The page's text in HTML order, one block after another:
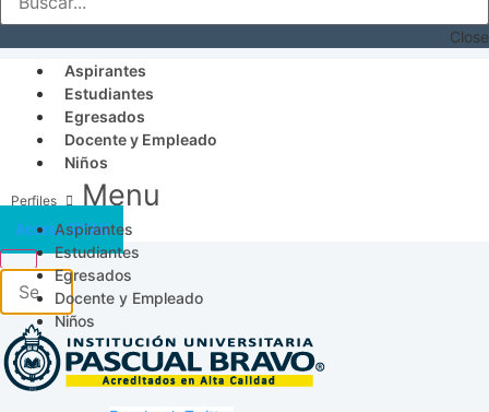
Close
Aspirantes
Estudiantes
Egresados
Docente y Empleado
Niños
Menu
Aspirantes
Estudiantes
Egresados
Docente y Empleado
Niños
Acceso SICAU